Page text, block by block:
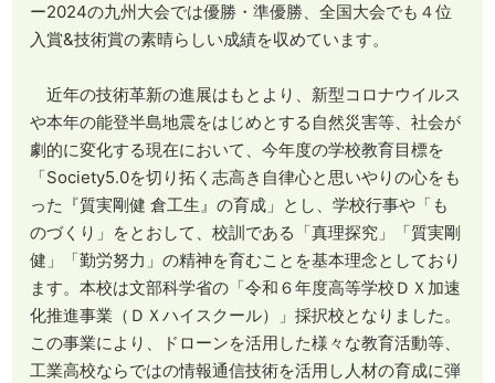
ー2024の九州大会では優勝・準優勝、全国大会でも４位
入賞&技術賞の素晴らしい成績を収めています。
近年の技術革新の進展はもとより、新型コロナウイルス
や本年の能登半島地震をはじめとする自然災害等、社会が
劇的に変化する現在において、今年度の学校教育目標を
「Society5.0を切り拓く志高き自律心と思いやりの心をも
った『質実剛健 倉工生』の育成」とし、学校行事や「も
のづくり」をとおして、校訓である「真理探究」「質実剛
健」「勤労努力」の精神を育むことを基本理念としており
ます。本校は文部科学省の「令和６年度高等学校ＤＸ加速
化推進事業（ＤＸハイスクール）」採択校となりました。
この事業により、ドローンを活用した様々な教育活動等、
工業高校ならではの情報通信技術を活用し人材の育成に弾